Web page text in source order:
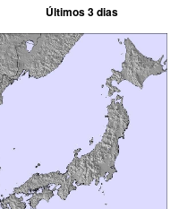
Últimos 3 dias